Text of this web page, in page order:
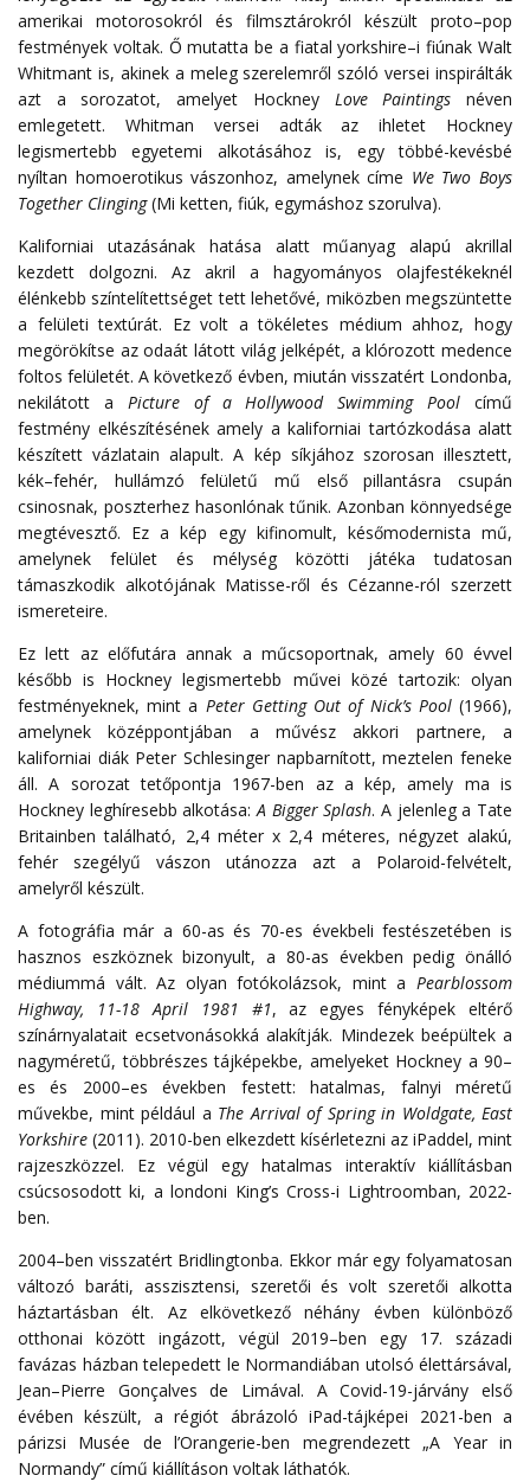
amerikai
motorosokról és filmsztárokról készült proto–pop
festmények voltak. Ő mutatta be a fiatal yorkshire–i fiúnak Walt
Whitmant is, akinek a meleg szerelemről szóló versei inspirálták
azt
a sorozatot,amelyet Hockney Love Paintings
néven
emlegetett.
Whitman versei adták az ihletet Hockney
legismertebb egyetemi alkotásához is, egy többé-kevésbé
nyíltan homoerotikus vászonhoz, amelynek címe We Two Boys
Together Clinging(Mi ketten, fiúk, egymáshoz szorulva).
Kaliforniai utazásának hatása alatt műanyag alapú akrillal
kezdett dolgozni. Az akril a hagyományos olajfestékeknél
élénkebb színtelítettséget tett lehetővé, miközben megszüntette
a felületi textúrát. Ez volt a tökéletes médium ahhoz, hogy
megörökítse az odaát látott világ jelképét, a klórozott medence
foltos felületét.A következő évben, miután visszatért Londonba,
nekilátott
a Picture of a Hollywood Swimming Pool
című
festmény elkészítésének amely a kaliforniai tartózkodása alatt
készített vázlatain alapult.A kép síkjához szorosan illesztett,
kék–fehér, hullámzó felületű mű első pillantásra
csupán
csinosnak, poszterhez hasonlónak tűnik. Azonban könnyedsége
megtévesztő. Ez a kép egy kifinomult, későmodernista mű,
amelynek felület és mélység közötti játéka tudatosan
támaszkodik alkotójának Matisse-ről és Cézanne-ról szerzett
ismereteire.
Ez lett az előfutára annak a műcsoportnak, amely 60 évvel
később is Hockney legismertebb művei közé tartozik: olyan
festményeknek, mint a Peter Getting Out of Nick’s Pool(1966),
amelynek középpontjában a művész akkori partnere, a
kaliforniai diák Peter Schlesinger napbarnított, meztelen feneke
áll. A sorozat tetőpontja 1967-ben az a kép, amely ma is
Hockney leghíresebb alkotása:A Bigger Splash.A jelenleg a Tate
Britainben található, 2,4 méter x 2,4 méteres, négyzet alakú,
fehér szegélyű vászon utánozza azt a Polaroid-felvételt,
amelyről készült.
A fotográfia már a 60-as és 70-es évekbeli festészetében is
hasznos eszköznek bizonyult, a 80-as években pedig önálló
médiummá vált. Az olyan fotókolázsok, mint aPearblossom
Highway, 11-18 April 1981 #1, az egyes fényképek eltérő
színárnyalatait ecsetvonásokká alakítják. Mindezek beépültek a
nagyméretű,többrészes tájképekbe, amelyeket Hockney a 90–
es
és 2000–es években festett:hatalmas, falnyi
méretű
művekbe, mint például a The Arrival of Spring in Woldgate, East
Yorkshire (2011 ). 2010-ben elkezdett kísérletezni az iPaddel, mint
rajzeszközzel. Ez végül egy hatalmas interaktív kiállításban
csúcsosodott ki, a londoni King’s Cross-i Lightroomban, 2022-
ben.
2004–ben visszatért Bridlingtonba. Ekkor már egy folyamatosan
változó baráti, asszisztensi, szeretői és volt szeretői alkotta
háztartásban
élt. Az elkövetkező néhány évben
különböző
otthonai
között ingázott, végül 2019–ben egy 17. századi
favázas házban telepedett le Normandiában utolsó élettársával,
Jean–Pierre Gonçalves de Limával.
A Covid-19-járvány első
évében készült, a régiót ábrázoló iPad-tájképei 2021-ben a
párizsi Musée de l’Orangerie-ben megrendezett „A Year in
Normandy” című kiállításon voltak láthatók.